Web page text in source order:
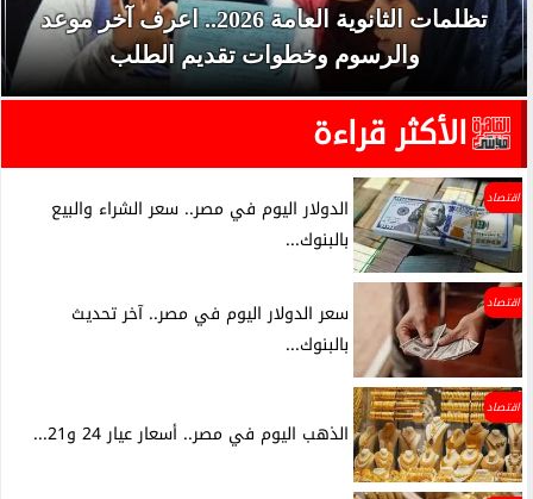
تظلمات الثانوية العامة 2026.. اعرف آخر موعد
والرسوم وخطوات تقديم الطلب
الأكثر قراءة
اقتصاد
الدولار اليوم في مصر.. سعر الشراء والبيع
بالبنوك...
اقتصاد
سعر الدولار اليوم في مصر.. آخر تحديث
بالبنوك...
اقتصاد
الذهب اليوم في مصر.. أسعار عيار 24 و21...